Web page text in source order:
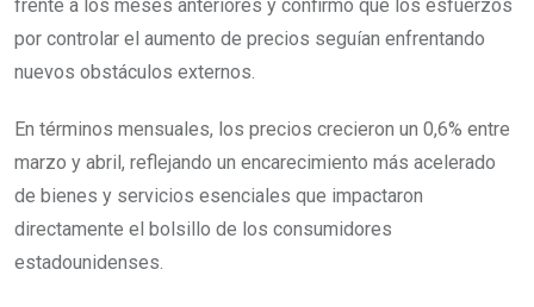
frente a los meses anteriores y confirmó que los esfuerzos
por controlar el aumento de precios seguían enfrentando
nuevos obstáculos externos.
En términos mensuales, los precios crecieron un 0,6% entre
marzo y abril, reflejando un encarecimiento más acelerado
de bienes y servicios esenciales que impactaron
directamente el bolsillo de los consumidores
estadounidenses.